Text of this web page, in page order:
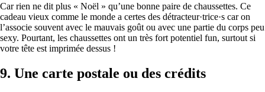
Car rien ne dit plus « Noël » qu’une bonne paire de chaussettes. Ce
cadeau vieux comme le monde a certes des détracteur·trice·s car on
l’associe souvent avec le mauvais goût ou avec une partie du corps peu
sexy. Pourtant, les chaussettes ont un très fort potentiel fun, surtout si
votre tête est imprimée dessus !
9. Une carte postale ou des crédits